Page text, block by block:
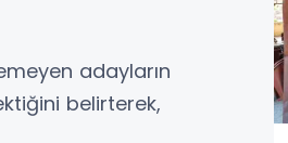
adayların
belirterek,